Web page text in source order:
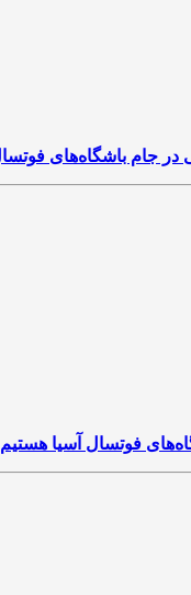
فوتسال آسیا هستیم